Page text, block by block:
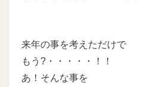
来年の事を考えただけで
もう?・・・・・！！
あ！そんな事を